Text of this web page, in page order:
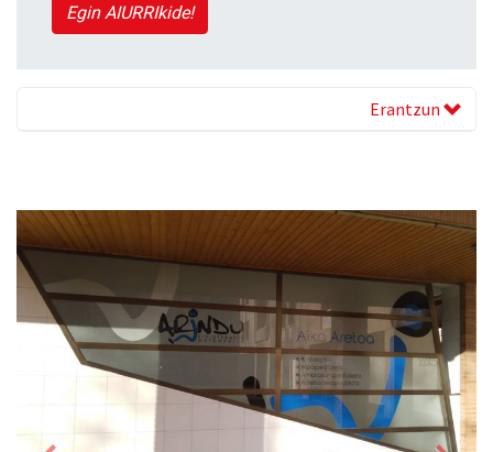
Egin AIURRIkide!
Erantzun